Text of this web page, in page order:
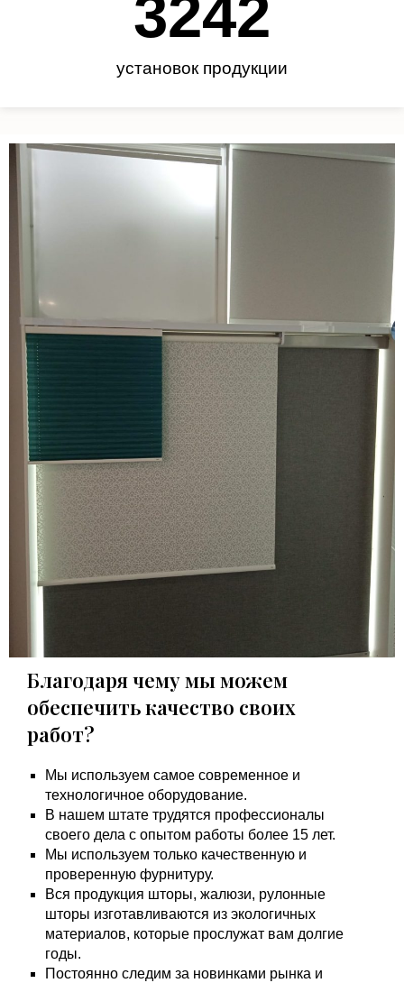
установок продукции
3450
Благодаря чему мы можем
обеспечить качество своих
работ?
Мы используем самое современное и
технологичное оборудование.
В нашем штате трудятся профессионалы
своего дела с опытом работы более 15 лет.
Мы используем только качественную и
проверенную фурнитуру.
Вся продукция шторы, жалюзи, рулонные
шторы изготавливаются из экологичных
материалов, которые прослужат вам долгие
годы.
Постоянно следим за новинками рынка и